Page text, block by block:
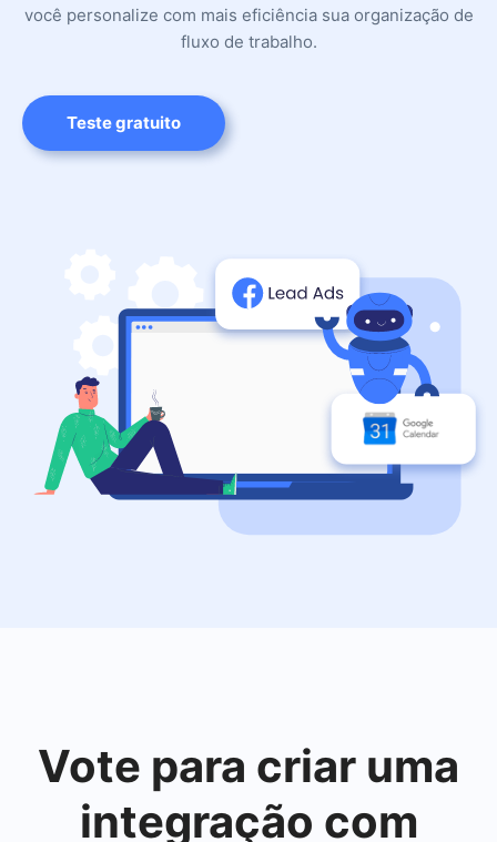
você personalize com mais eficiência sua organização de
fluxo de trabalho.
Teste gratuito
Vote para criar uma
integração com